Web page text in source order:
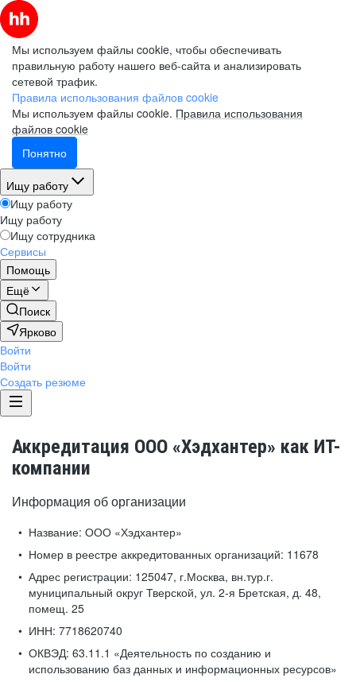
Мы используем файлы cookie, чтобы обеспечивать
правильную работу нашего веб-сайта и анализировать
сетевой трафик.
Правила использования файлов cookie
Мы используем файлы cookie. Правила использования
файлов cookie
Понятно
Ищу работу
Ищу работу
Ищу работу
Ищу сотрудника
Сервисы
Помощь
Ещё
Поиск
Ярково
Войти
Войти
Создать резюме
Аккредитация ООО «Хэдхантер» как ИТ-
компании
Информация об организации
Название: ООО «Хэдхантер»
Номер в реестре аккредитованных организаций: 11678
Адрес регистрации: 125047, г.Москва, вн.тур.г.
муниципальный округ Тверской, ул. 2-я Бретская, д. 48,
помещ. 25
ИНН: 7718620740
ОКВЭД: 63.11.1 «Деятельность по созданию и
использованию баз данных и информационных ресурсов»